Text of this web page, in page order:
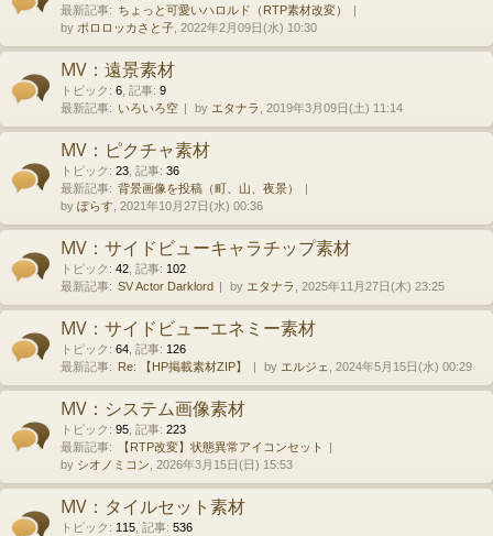
最新記事: ちょっと可愛いハロルド（RTP素材改変）
by ポロロッカさと子 , 2022年2月09日(水) 10:30
MV：遠景素材
トピック : 6 記事: 9
最新記事: いろいろ空 by エタナラ , 2019年3月09日(土) 11:14
MV：ピクチャ素材
トピック : 23 記事: 36
最新記事: 背景画像を投稿（町、山、夜景）
by ぽらす , 2021年10月27日(水) 00:36
MV：サイドビューキャラチップ素材
トピック : 42 記事: 102
最新記事: SV Actor Darklord by エタナラ , 2025年11月27日(木) 23:25
MV：サイドビューエネミー素材
トピック : 64 記事: 126
最新記事: Re: 【HP掲載素材ZIP】 by エルジェ , 2024年5月15日(水) 00:29
MV：システム画像素材
トピック : 95 記事: 223
最新記事:
【RTP改変】状態異常アイコンセット
by シオノミコン , 2026年3月15日(日) 15:53
MV：タイルセット素材
トピック : 115 記事: 536